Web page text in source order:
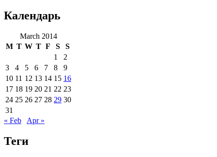
Календарь
March 2014
M T W T F S
S
1
2
3
4 5 6 7 8
9
10 11 12 13 14 15 16
17 18 19 20 21 22 23
24 25 26 27 28 29 30
31
« Feb
Apr »
Теги